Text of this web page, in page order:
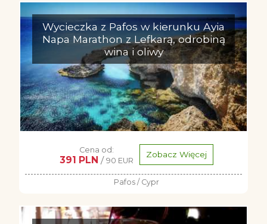
Wycieczka z Pafos w kierunku Ayia
Napa Marathon z Lefkarą, odrobiną
wina i oliwy
Cena od:
391 PLN / 90 EUR
Zobacz Więcej
Pafos / Cypr